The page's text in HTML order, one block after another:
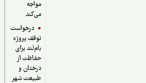
درخواست
توقف پروژه
بام‌لند برای
حفاظت از
درختان و
طبیعت شهر